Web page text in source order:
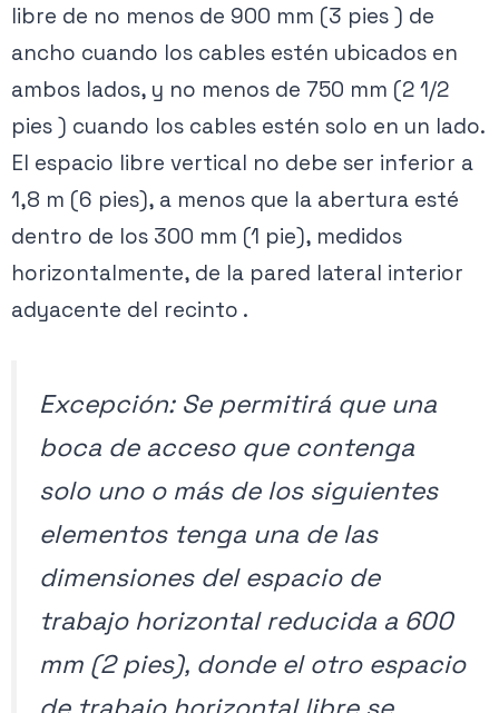
libre de no menos de 900 mm (3 pies ) de
ancho cuando los cables estén ubicados en
ambos lados, y no menos de 750 mm (2 1/2
pies ) cuando los cables estén solo en un lado.
El espacio libre vertical no debe ser inferior a
1,8 m (6 pies), a menos que la abertura esté
dentro de los 300 mm (1 pie), medidos
horizontalmente, de la pared lateral interior
adyacente del recinto .
Excepción: Se permitirá que una
boca de acceso que contenga
solo uno o más de los siguientes
elementos tenga una de las
dimensiones del espacio de
trabajo horizontal reducida a 600
mm (2 pies), donde el otro espacio